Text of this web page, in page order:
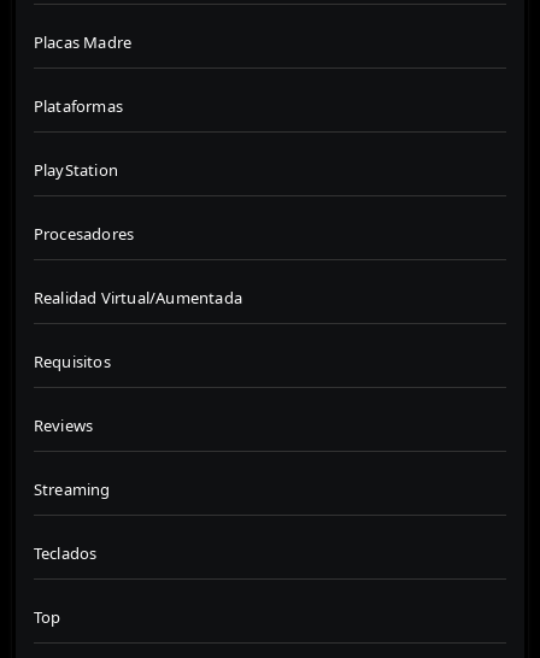
Placas Madre
Plataformas
PlayStation
Procesadores
Realidad Virtual/Aumentada
Requisitos
Reviews
Streaming
Teclados
Top